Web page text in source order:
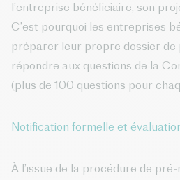
l’entreprise bénéficiaire, son
C’est pourquoi les entreprises
préparer leur propre dossier de
répondre aux questions de la
(plus de 100 questions pour
Notification formelle et
À l’issue de la procédure de